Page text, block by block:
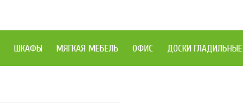
ШКАФЫ МЯГКАЯ МЕБЕЛЬ ОФИС ДОСКИ ГЛАДИЛЬНЫЕ